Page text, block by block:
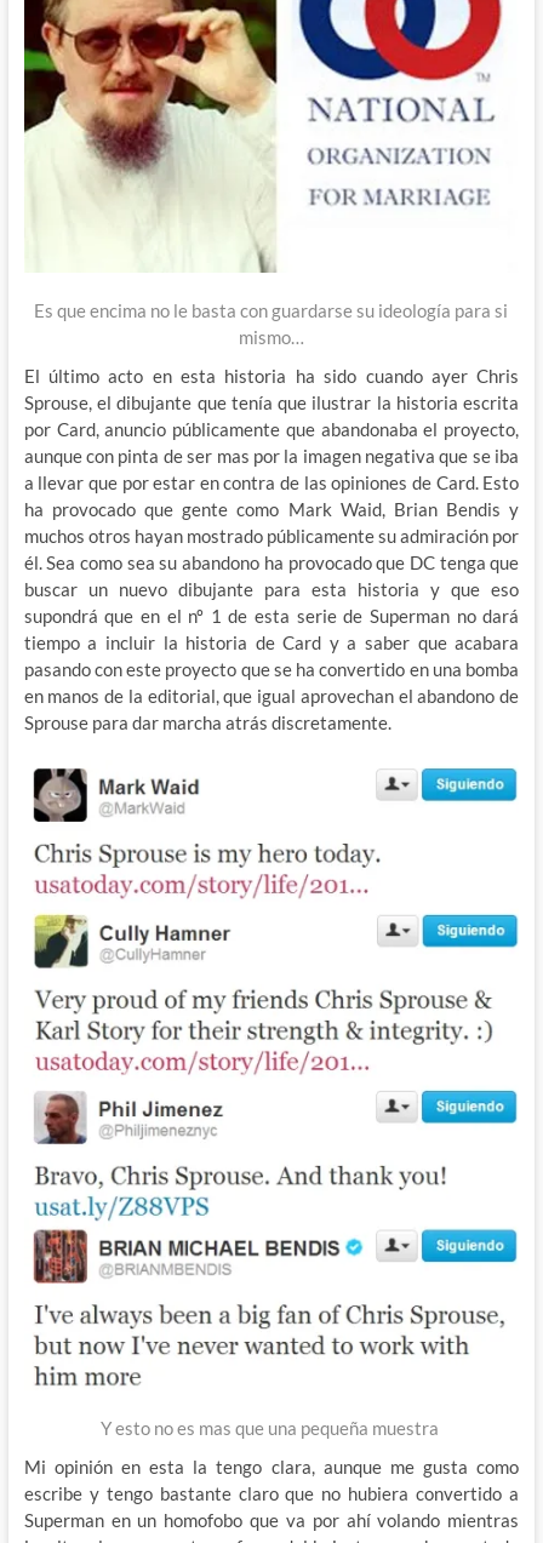
Es que encima no le basta con guardarse su ideología para si
mismo…
El último acto en esta historia ha sido cuando ayer Chris
Sprouse, el dibujante que tenía que ilustrar la historia escrita
por Card, anuncio públicamente que abandonaba el proyecto,
aunque con pinta de ser mas por la imagen negativa que se iba
a llevar que por estar en contra de las opiniones de Card. Esto
ha provocado que gente como Mark Waid, Brian Bendis y
muchos otros hayan mostrado públicamente su admiración por
él. Sea como sea su abandono ha provocado que DC tenga que
buscar un nuevo dibujante para esta historia y que eso
supondrá que en el nº 1 de esta serie de Superman no dará
tiempo a incluir la historia de Card y a saber que acabara
pasando con este proyecto que se ha convertido en una bomba
en manos de la editorial, que igual aprovechan el abandono de
Sprouse para dar marcha atrás discretamente.
Y esto no es mas que una pequeña muestra
Mi opinión en esta la tengo clara, aunque me gusta como
escribe y tengo bastante claro que no hubiera convertido a
Superman en un homofobo que va por ahí volando mientras